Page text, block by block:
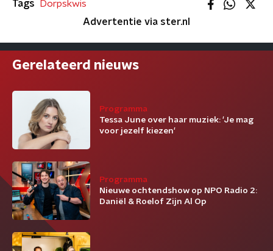
Tags
Dorpskwis
Advertentie via ster.nl
Gerelateerd nieuws
Programma
Tessa June over haar muziek: 'Je mag
voor jezelf kiezen'
Programma
Nieuwe ochtendshow op NPO Radio 2:
Daniël & Roelof Zijn Al Op